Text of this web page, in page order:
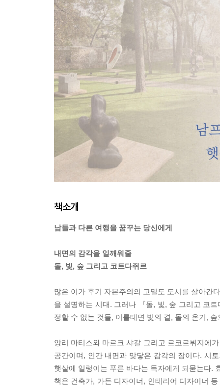
책소개
남들과 다른 여행을 꿈꾸는 당신에게
내면의 감각을 일깨워줄
돌, 빛, 숲 그리고 코트다쥐르
많은 이가 후기 자본주의의 고밀도 도시를 살아간
을 설명하는 시대. 그러나 『돌, 빛, 숲 그리고 코
정할 수 없는 것들, 이를테면 빛의 결, 돌의 온기,
앙리 마티스와 마르크 샤갈 그리고 르코르뷔지에
공간이며, 인간 내면과 맞닿은 감각의 장이다. 시
햇살에 일렁이는 푸른 바다는 독자에게 되묻는다.
책은 건축가, 가든 디자이너, 인테리어 디자이너